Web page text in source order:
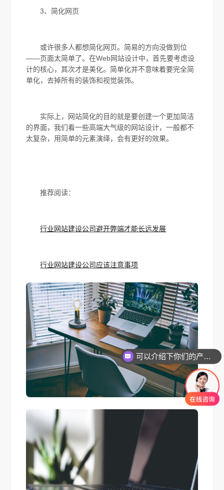
3、简化网页
或许很多人都想简化网页。简易的方向没做到位
——页面太简单了。在Web网站设计中，首先要考虑设
计的核心，其次才是美化。简单化并不意味着要完全简
单化，去掉所有的装饰和视觉装饰。
实际上，网站简化的目的就是要创建一个更加简洁
的界面，我们看一些高端大气级的网站设计，一般都不
太复杂，用简单的元素演绎，会有更好的效果。
推荐阅读：
行业网站建设公司避开弊端才能长远发展
行业网站建设公司应该注意事项
可以介绍下你们的产品么